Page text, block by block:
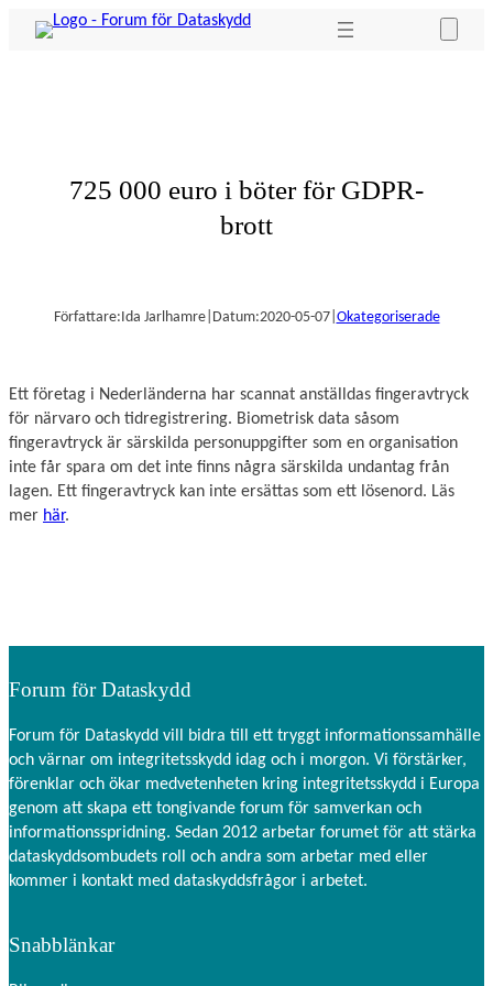
Hoppa
725 000 euro i böter för GDPR-
brott
Författare:Ida Jarlhamre| Datum:2020-05-07| Okategoriserade
Ett företag i Nederländerna har scannat anställdas fingeravtryck
för närvaro och tidregistrering. Biometrisk data såsom
fingeravtryck är särskilda personuppgifter som en organisation
inte får spara om det inte finns några särskilda undantag från
lagen. Ett fingeravtryck kan inte ersättas som ett lösenord. Läs
mer här.
Forum för Dataskydd
Forum för Dataskydd vill bidra till ett tryggt informationssamhälle
och värnar om integritetsskydd idag och i morgon. Vi förstärker,
förenklar och ökar medvetenheten kring integritetsskydd i Europa
genom att skapa ett tongivande forum för samverkan och
informationsspridning. Sedan 2012 arbetar forumet för att stärka
dataskyddsombudets roll och andra som arbetar med eller
kommer i kontakt med dataskyddsfrågor i arbetet.
Snabblänkar